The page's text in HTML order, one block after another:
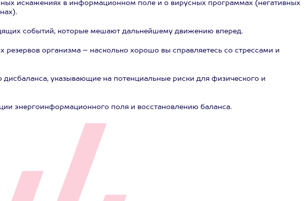
искажениях в информационном поле и о вирусных программах (негативных
событий, которые мешают дальнейшему движению вперед.
резервов организма – насколько хорошо вы справляетесь со стрессами и
дисбаланса, указывающие на потенциальные риски для физического и
энергоинформационного поля и восстановлению баланса.